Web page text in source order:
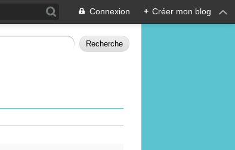
Connexion + Créer mon blog